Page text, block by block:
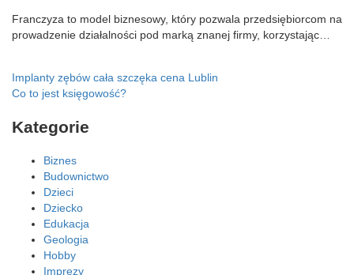
Franczyza to model biznesowy, który pozwala przedsiębiorcom na
prowadzenie działalności pod marką znanej firmy, korzystając…
Nawigacja
wpisu
Implanty zębów cała szczęka cena Lublin
Co to jest księgowość?
Kategorie
Biznes
Budownictwo
Dzieci
Dziecko
Edukacja
Geologia
Hobby
Imprezy